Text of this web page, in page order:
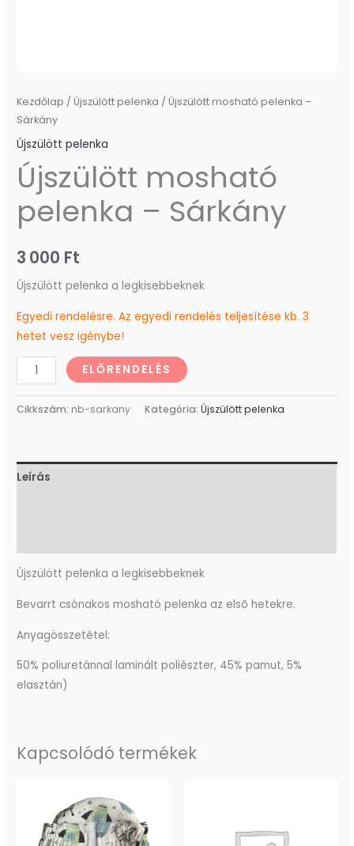
Kezdőlap / Újszülött pelenka / Újszülött mosható pelenka –
Sárkány
Újszülött pelenka
Újszülött mosható
pelenka – Sárkány
3 000 Ft
Újszülött pelenka a legkisebbeknek
Egyedi rendelésre. Az egyedi rendelés teljesítése kb. 3
hetet vesz igénybe!
ELŐRENDELÉS
Cikkszám: nb-sarkany Kategória:Újszülött pelenka
Leírás
Újszülött pelenka a legkisebbeknek
Bevarrt csónakos mosható pelenka az elsõ hetekre.
Anyagösszetétel:
50% poliuretánnal laminált poliészter, 45% pamut, 5%
elasztán)
Kapcsolódó termékek